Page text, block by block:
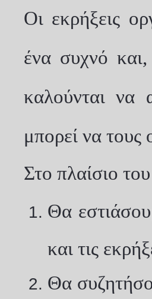
Οι εκρήξεις
ένα συχνό
καλούνται να
μπορεί να τους
Στο πλαίσιο
Θα
και τις
Θα